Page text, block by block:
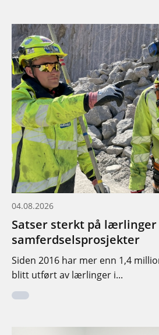
04.08.2026
Satser sterkt på
samferdselsprosjekter
Siden 2016 har mer enn 1,4
blitt utført av lærlinger i...